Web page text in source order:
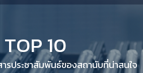
10
รประชาสัมพันธ์ของสถานับที่น่าสนใจ